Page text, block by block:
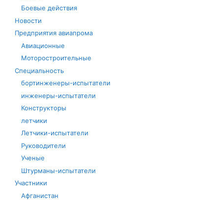
Боевые действия
Новости
Предприятия авиапрома
Авиационные
Моторостроительные
Специальность
бортинженеры-испытатели
инженеры-испытатели
Конструкторы
летчики
Летчики-испытатели
Руководители
Ученые
Штурманы-испытатели
Участники
Афганистан